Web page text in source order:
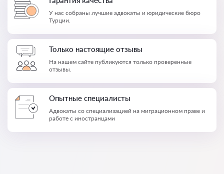
У нас собраны лучшие адвокаты и юридические бюро
Турции.
Только настоящие отзывы
На нашем сайте публикуются только проверенные
отзывы.
Опытные специалисты
Адвокаты со специализацией на миграционном праве и
работе с иностранцами